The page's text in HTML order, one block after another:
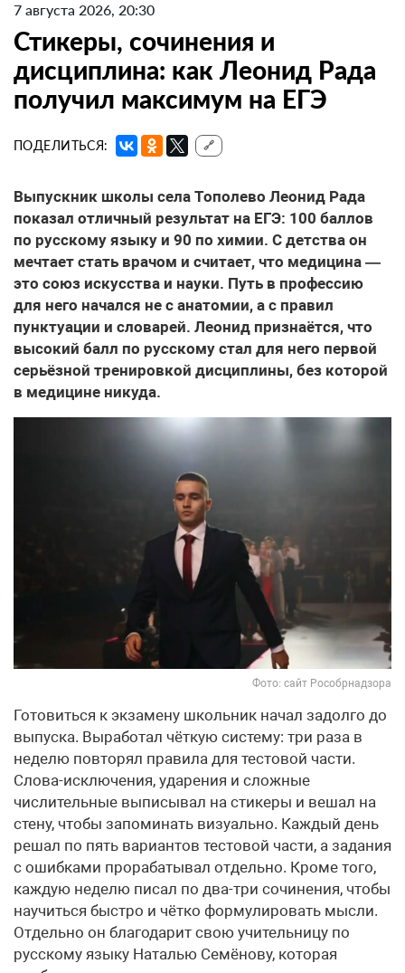
7 августа 2026, 20:30
Стикеры, сочинения и
дисциплина: как Леонид Рада
получил максимум на ЕГЭ
ПОДЕЛИТЬСЯ: 🔗
Выпускник школы села Тополево Леонид Рада
показал отличный результат на ЕГЭ: 100 баллов
по русскому языку и 90 по химии. С детства он
мечтает стать врачом и считает, что медицина —
это союз искусства и науки. Путь в профессию
для него начался не с анатомии, а с правил
пунктуации и словарей. Леонид признаётся, что
высокий балл по русскому стал для него первой
серьёзной тренировкой дисциплины, без которой
в медицине никуда.
Фото: сайт Рособрнадзора
Готовиться к экзамену школьник начал задолго до
выпуска. Выработал чёткую систему: три раза в
неделю повторял правила для тестовой части.
Слова-исключения, ударения и сложные
числительные выписывал на стикеры и вешал на
стену, чтобы запоминать визуально. Каждый день
решал по пять вариантов тестовой части, а задания
с ошибками прорабатывал отдельно. Кроме того,
каждую неделю писал по два-три сочинения, чтобы
научиться быстро и чётко формулировать мысли.
Отдельно он благодарит свою учительницу по
русскому языку Наталью Семёнову, которая